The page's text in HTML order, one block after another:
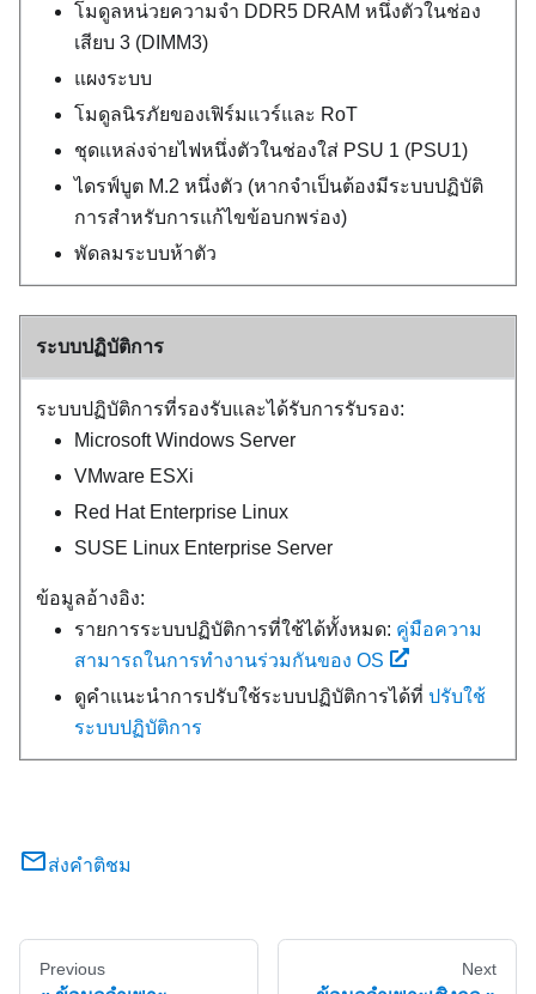
โมดูลหน่วยความจำ DDR5 DRAM หนึ่งตัวในช่อง
เสียบ 3 (DIMM3)
แผงระบบ
โมดูลนิรภัยของเฟิร์มแวร์และ RoT
ชุดแหล่งจ่ายไฟหนึ่งตัวในช่องใส่ PSU 1 (PSU1)
ไดรฟ์บูต M.2 หนึ่งตัว (หากจำเป็นต้องมีระบบปฏิบัติ
การสำหรับการแก้ไขข้อบกพร่อง)
พัดลมระบบห้าตัว
ระบบปฏิบัติการ
ระบบปฏิบัติการที่รองรับและได้รับการรับรอง:
Microsoft Windows Server
VMware ESXi
Red Hat Enterprise Linux
SUSE Linux Enterprise Server
ข้อมูลอ้างอิง:
รายการระบบปฏิบัติการที่ใช้ได้ทั้งหมด: คู่มือความ
สามารถในการทำงานร่วมกันของ OS
ดูคำแนะนำการปรับใช้ระบบปฏิบัติการได้ที่ ปรับใช้
ระบบปฏิบัติการ
ส่งคำติชม
Previous Next